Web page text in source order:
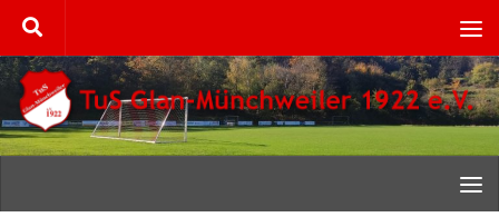
Zum Inhalt springen